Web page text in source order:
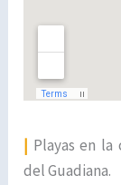
| Playas en la
del Guadiana.